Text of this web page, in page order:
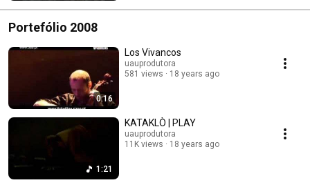
Portefólio 2008
0:16
Los Vivancos
uauprodutora
581 views
18 years ago
1:21
KATAKLÒ | PLAY
uauprodutora
11K views
18 years ago